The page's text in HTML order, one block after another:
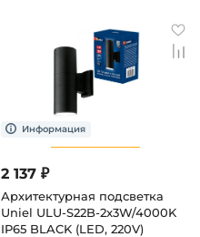
2 137 ₽
Архитектурная подсветка
Uniel ULU-S22B-2x3W/4000K
IP65 BLACK (LED, 220V)